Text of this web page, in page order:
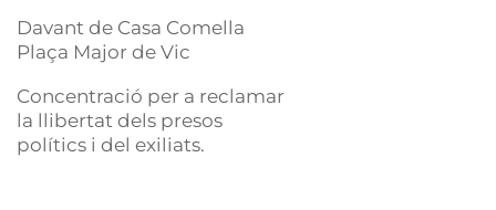
Davant de Casa Comella
Plaça Major de Vic
Concentració per a reclamar
la llibertat dels presos
polítics i del exiliats.